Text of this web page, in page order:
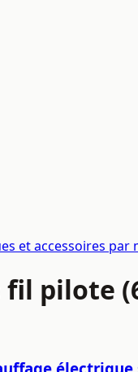
et accessoires par
pilote